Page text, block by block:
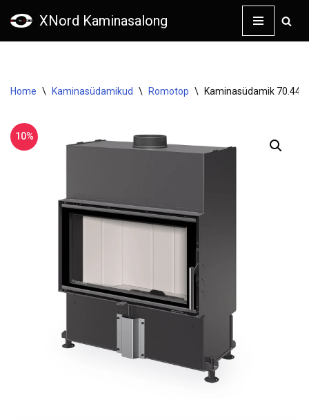
XNord Kaminasalong
Home \ Kaminasüdamikud \ Romotop \ Kaminasüdamik
10%